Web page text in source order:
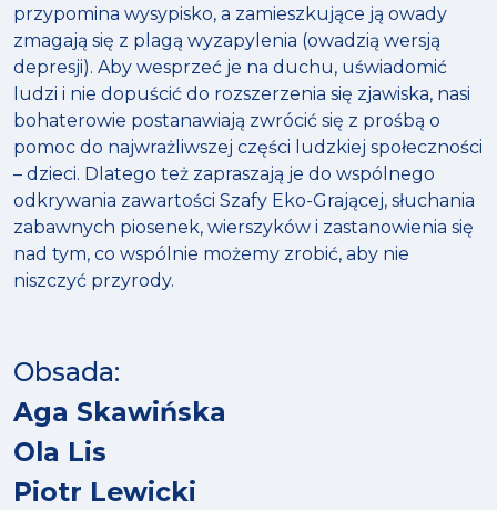
przypomina wysypisko, a zamieszkujące ją owady
zmagają się z plagą wyzapylenia (owadzią wersją
depresji). Aby wesprzeć je na duchu, uświadomić
ludzi i nie dopuścić do rozszerzenia się zjawiska, nasi
bohaterowie postanawiają zwrócić się z prośbą o
pomoc do najwrażliwszej części ludzkiej społeczności
– dzieci. Dlatego też zapraszają je do wspólnego
odkrywania zawartości Szafy Eko-Grającej, słuchania
zabawnych piosenek, wierszyków i zastanowienia się
nad tym, co wspólnie możemy zrobić, aby nie
niszczyć przyrody.
Obsada:
Aga Skawińska
Ola Lis
Piotr Lewicki